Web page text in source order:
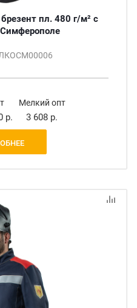
пл. 480 г/м² с
р.
Мелкий опт
3 608 р.